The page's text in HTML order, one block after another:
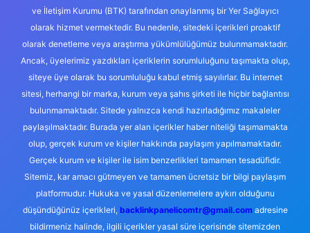
ve İletişim Kurumu (BTK) tarafından onaylanmış bir Yer Sağlayıcı
olarak hizmet vermektedir. Bu nedenle, sitedeki içerikleri proaktif
olarak denetleme veya araştırma yükümlülüğümüz bulunmamaktadır.
Ancak, üyelerimiz yazdıkları içeriklerin sorumluluğunu taşımakta olup,
siteye üye olarak bu sorumluluğu kabul etmiş sayılırlar. Bu internet
sitesi, herhangi bir marka, kurum veya şahıs şirketi ile hiçbir bağlantısı
bulunmamaktadır. Sitede yalnızca kendi hazırladığımız makaleler
paylaşılmaktadır. Burada yer alan içerikler haber niteliği taşımamakta
olup, gerçek kurum ve kişiler hakkında paylaşım yapılmamaktadır.
Gerçek kurum ve kişiler ile isim benzerlikleri tamamen tesadüfidir.
Sitemiz, kar amacı gütmeyen ve tamamen ücretsiz bir bilgi paylaşım
platformudur. Hukuka ve yasal düzenlemelere aykırı olduğunu
düşündüğünüz içerikleri, backlinkpanelicomtr@gmail.comadresine
bildirmeniz halinde, ilgili içerikler yasal süre içerisinde sitemizden